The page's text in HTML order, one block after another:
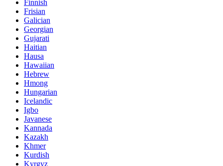
Finnish
Frisian
Galician
Georgian
Gujarati
Haitian
Hausa
Hawaiian
Hebrew
Hmong
Hungarian
Icelandic
Igbo
Javanese
Kannada
Kazakh
Khmer
Kurdish
Kyrgyz